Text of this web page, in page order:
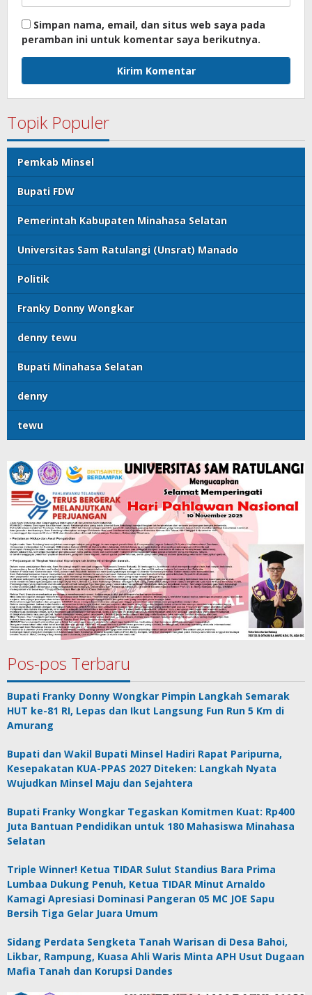
Simpan nama, email, dan situs web saya pada
peramban ini untuk komentar saya berikutnya.
Topik Populer
Pemkab Minsel
Bupati FDW
Pemerintah Kabupaten Minahasa Selatan
Universitas Sam Ratulangi (Unsrat) Manado
Politik
Franky Donny Wongkar
denny tewu
Bupati Minahasa Selatan
denny
tewu
Pos-pos Terbaru
Bupati Franky Donny Wongkar Pimpin Langkah Semarak
HUT ke-81 RI, Lepas dan Ikut Langsung Fun Run 5 Km di
Amurang
Bupati dan Wakil Bupati Minsel Hadiri Rapat Paripurna,
Kesepakatan KUA-PPAS 2027 Diteken: Langkah Nyata
Wujudkan Minsel Maju dan Sejahtera
Bupati Franky Wongkar Tegaskan Komitmen Kuat: Rp400
Juta Bantuan Pendidikan untuk 180 Mahasiswa Minahasa
Selatan
Triple Winner! Ketua TIDAR Sulut Standius Bara Prima
Lumbaa Dukung Penuh, Ketua TIDAR Minut Arnaldo
Kamagi Apresiasi Dominasi Pangeran 05 MC JOE Sapu
Bersih Tiga Gelar Juara Umum
Sidang Perdata Sengketa Tanah Warisan di Desa Bahoi,
Likbar, Rampung, Kuasa Ahli Waris Minta APH Usut Dugaan
Mafia Tanah dan Korupsi Dandes